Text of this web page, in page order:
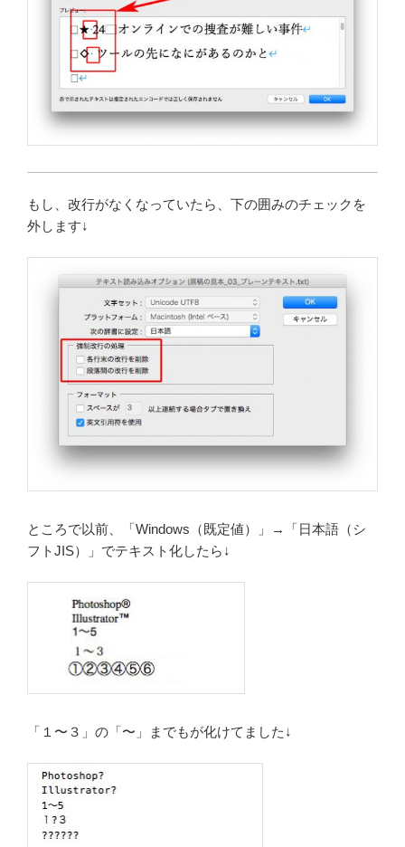
もし、改行がなくなっていたら、下の囲みのチェックを
外します↓
ところで以前、「Windows（既定値）」→「日本語（シ
フトJIS）」でテキスト化したら↓
「１〜３」の「〜」までもが化けてました↓